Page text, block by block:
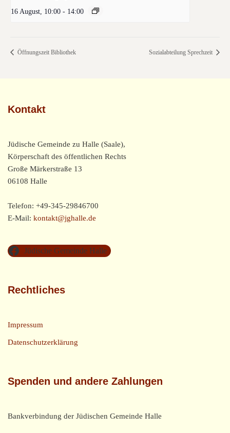
16 August, 10:00 - 14:00
Öffnungszeit Bibliothek Sozialabteilung Sprechzeit
Kontakt
Jüdische Gemeinde zu Halle (Saale),
Körperschaft des öffentlichen Rechts
Große Märkerstraße 13
06108 Halle
Telefon: +49-345-29846700
E-Mail: kontakt@jghalle.de
Jüdische Gemeinde Halle
Rechtliches
Impressum
Datenschutzerklärung
Spenden und andere Zahlungen
Bankverbindung der Jüdischen Gemeinde Halle